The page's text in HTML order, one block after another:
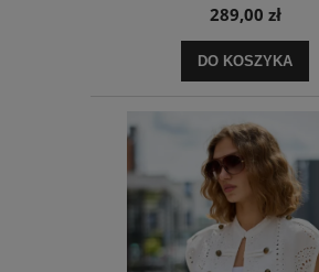
289,00 zł
DO KOSZYKA